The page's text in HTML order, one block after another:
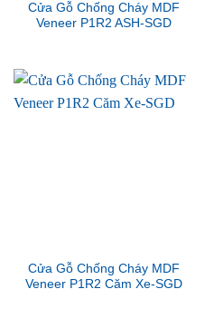
Cửa Gỗ Chống Cháy MDF
Veneer P1R2 ASH-SGD
Cửa Gỗ Chống Cháy MDF
Veneer P1R2 Căm Xe-SGD